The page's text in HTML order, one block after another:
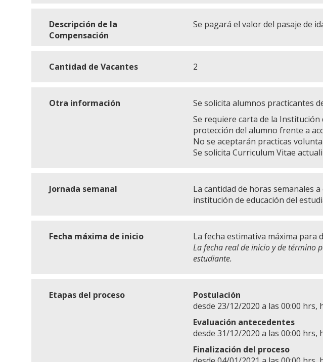
Descripción de la
Compensación
Se pagará el valor del pasaje de
Cantidad de Vacantes 2
Otra información
Se solicita alumnos practicantes
Se requiere carta de la Institución
protección del alumno frente a
No se aceptarán practicas
Se solicita Curriculum Vitae
Jornada semanal La cantidad de horas semanales
institución de educación del
Fecha máxima de inicio La fecha estimativa máxima para
La fecha real de inicio y de término
estudiante.
Etapas del proceso
Postulación
desde 23/12/2020 a las 00:00 hrs,
Evaluación antecedentes
desde 31/12/2020 a las 00:00 hrs,
Finalización del proceso